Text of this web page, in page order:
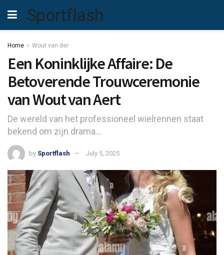
Sportflash
Home Wout van der
Een Koninklijke Affaire: De
Betoverende Trouwceremonie
van Wout van Aert
De wereld van het professioneel wielrennen staat
bekend om zijn drama...
by Sportflash July 5, 2025